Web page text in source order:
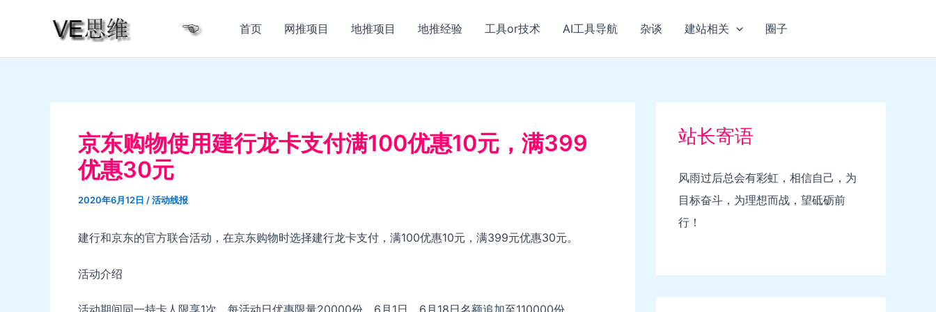
首页 网推项目 地推项目 地推经验 工具or技术 AI工具导航 杂谈 建站相关 圈子
京东购物使用建行龙卡支付满100优惠10元，满399
优惠30元
2020年6月12日 /活动线报
建行和京东的官方联合活动，在京东购物时选择建行龙卡支付，满100优惠10元，满399元优惠30元。
活动介绍
站长寄语
风雨过后总会有彩虹，相信自己，为
目标奋斗，为理想而战，望砥砺前
行！